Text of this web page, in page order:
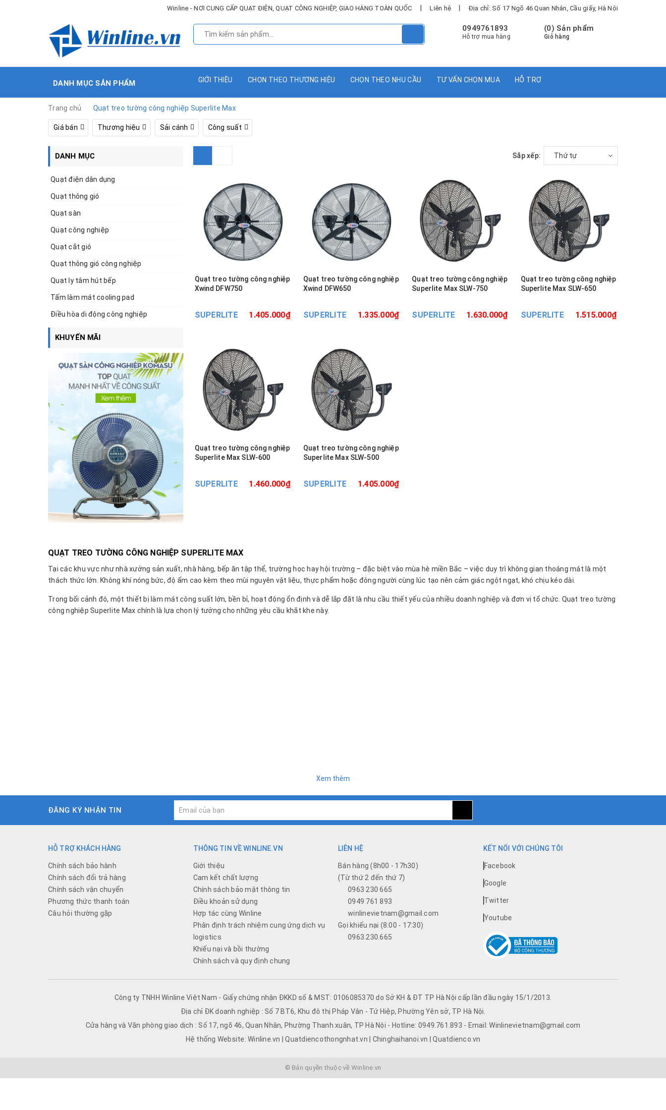
Winline - NƠI CUNG CẤP QUẠT ĐIỆN, QUẠT CÔNG NGHIỆP, GIAO HÀNG TOÀN QUỐC Liên hệ Địa chỉ: Số 17 Ngõ 46 Quan Nhân, Cầu giấy, Hà Nội
(0) Sản phẩm
Giỏ hàng
0949761893
Hỗ trợ mua hàng
DANH MỤC SẢN PHẨM GIỚI THIỆU CHỌN THEO THƯƠNG HIỆU CHỌN THEO NHU CẦU TƯ VẤN CHỌN MUA HỖ TRỢ
Trang chủ Quạt treo tường công nghiệp Superlite Max
Giá bán Thương hiệu Sải cánh Công suất
DANH MỤC
Quạt điện dân dụng
Quạt thông gió
Quạt sàn
Quạt công nghiệp
Quạt cắt gió
Quạt thông gió công nghiệp
Quạt ly tâm hút bếp
Tấm làm mát cooling pad
Điều hòa di động công nghiệp
KHUYẾN MÃI
Sắp xếp: Thứ tự
Quạt treo tường công nghiệp
Xwind DFW750
SUPERLITE 1.405.000₫
Quạt treo tường công nghiệp
Xwind DFW650
SUPERLITE 1.335.000₫
Quạt treo tường công nghiệp
Superlite Max SLW-750
SUPERLITE 1.630.000₫
Quạt treo tường công nghiệp
Superlite Max SLW-650
SUPERLITE 1.515.000₫
Quạt treo tường công nghiệp
Superlite Max SLW-600
SUPERLITE 1.460.000₫
Quạt treo tường công nghiệp
Superlite Max SLW-500
SUPERLITE 1.405.000₫
QUẠT TREO TƯỜNG CÔNG NGHIỆP SUPERLITE MAX
Tại các khu vực như nhà xưởng sản xuất, nhà hàng, bếp ăn tập thể, trường học hay hội trường – đặc biệt vào mùa hè miền Bắc – việc duy trì không gian thoáng mát là một
thách thức lớn. Không khí nóng bức, độ ẩm cao kèm theo mùi nguyên vật liệu, thực phẩm hoặc đông người cùng lúc tạo nên cảm giác ngột ngạt, khó chịu kéo dài.
Trong bối cảnh đó, một thiết bị làm mát công suất lớn, bền bỉ, hoạt động ổn định và dễ lắp đặt là nhu cầu thiết yếu của nhiều doanh nghiệp và đơn vị tổ chức. Quạt treo tường
công nghiệp Superlite Max chính là lựa chọn lý tưởng cho những yêu cầu khắt khe này.
Xem thêm
ĐĂNG KÝ NHẬN TIN
HỖ TRỢ KHÁCH HÀNG
Chính sách bảo hành
Chính sách đổi trả hàng
Chính sách vận chuyển
Phương thức thanh toán
Câu hỏi thường gặp
THÔNG TIN VỀ WINLINE.VN
Giới thiệu
Cam kết chất lượng
Chính sách bảo mật thông tin
Điều khoản sử dụng
Hợp tác cùng Winline
Phân định trách nhiệm cung ứng dịch vụ
logistics
Khiếu nại và bồi thường
Chính sách và quy định chung
LIÊN HỆ
Bán hàng (8h00 - 17h30)
(Từ thứ 2 đến thứ 7)
0963 230 665
0949 761 893
winlinevietnam@gmail.com
Gọi khiếu nại (8:00 - 17:30)
0963.230.665
KẾT NỐI VỚI CHÚNG TÔI
Facebook
Google
Twitter
Youtube
Công ty TNHH Winline Việt Nam - Giấy chứng nhận ĐKKD số & MST: 0106085370 do Sở KH & ĐT TP Hà Nội cấp lần đầu ngày 15/1/2013.
Địa chỉ ĐK doanh nghiệp : Số 7 BT6, Khu đô thị Pháp Vân - Tứ Hiệp, Phường Yên sở, TP Hà Nội.
Cửa hàng và Văn phòng giao dịch : Số 17, ngõ 46, Quan Nhân, Phường Thanh xuân, TP Hà Nội - Hotline: 0949.761.893 - Email: Winlinevietnam@gmail.com
Hệ thống Website: Winline.vn | Quatdiencothongnhat.vn | Chinghaihanoi.vn | Quatdienco.vn
© Bản quyền thuộc về Winline.vn